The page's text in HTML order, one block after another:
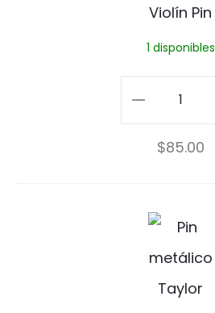
n
i
n
Violín Pin
1 disponibles
Violín
Pin
cantidad
$85.00
P
i
n